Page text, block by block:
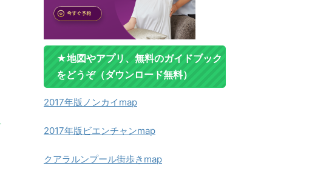
★地図やアプリ、無料のガイドブック
をどうぞ（ダウンロード無料）
2017年版ノンカイmap
2017年版ビエンチャンmap
クアラルンプール街歩きmap